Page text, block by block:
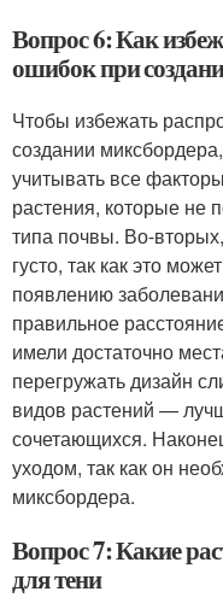
Вопрос 6: Как
ошибок при
Чтобы избежать
создании
учитывать все
растения, которые не
типа почвы. Во-
густо, так как это
появлению
правильное
имели достаточно
перегружать дизайн
видов растений —
сочетающихся.
уходом, так как он
миксбордера.
Вопрос 7: Какие
для тени